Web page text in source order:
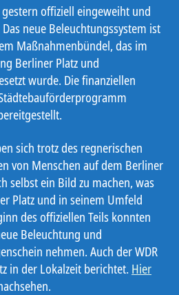
offiziell eingeweiht und
neue Beleuchtungssystem ist
Maßnahmenbündel, das im
Berliner Platz und
wurde. Die finanziellen
sich trotz des regnerischen
von Menschen auf dem Berliner
selbst ein Bild zu machen, was
Platz und in seinem Umfeld
des offiziellen Teils konnten
Beleuchtung und
nehmen. Auch der WDR
in der Lokalzeit berichtet. Hier